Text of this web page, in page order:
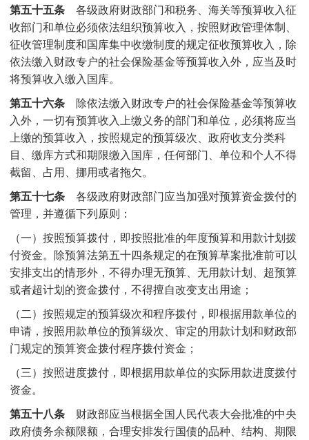
第五十五条各级政府财政部门和税务、海关等预算收入征
收部门和单位必须依法组织预算收入，按照财政管理体制、
征收管理制度和国库集中收缴制度的规定征收预算收入，除
依法缴入财政专户的社会保险基金等预算收入外，应当及时
将预算收入缴入国库。
第五十六条除依法缴入财政专户的社会保险基金等预算收
入外，一切有预算收入上缴义务的部门和单位，必须将应当
上缴的预算收入，按照规定的预算级次、政府收支分类科
目、缴库方式和期限缴入国库，任何部门、单位和个人不得
截留、占用、挪用或者拖欠。
第五十七条各级政府财政部门应当加强对预算资金拨付的
管理，并遵循下列原则：
（一）按照预算拨付，即按照批准的年度预算和用款计划拨
付资金。除预算法第五十四条规定的在预算草案批准前可以
安排支出的情形外，不得办理无预算、无用款计划、超预算
或者超计划的资金拨付，不得擅自改变支出用途；
（二）按照规定的预算级次和程序拨付，即根据用款单位的
申请，按照用款单位的预算级次、审定的用款计划和财政部
门规定的预算资金拨付程序拨付资金；
（三）按照进度拨付，即根据用款单位的实际用款进度拨付
资金。
第五十八条 财政部应当根据全国人民代表大会批准的中央
政府债务余额限额，合理安排发行国债的品种、结构、期限